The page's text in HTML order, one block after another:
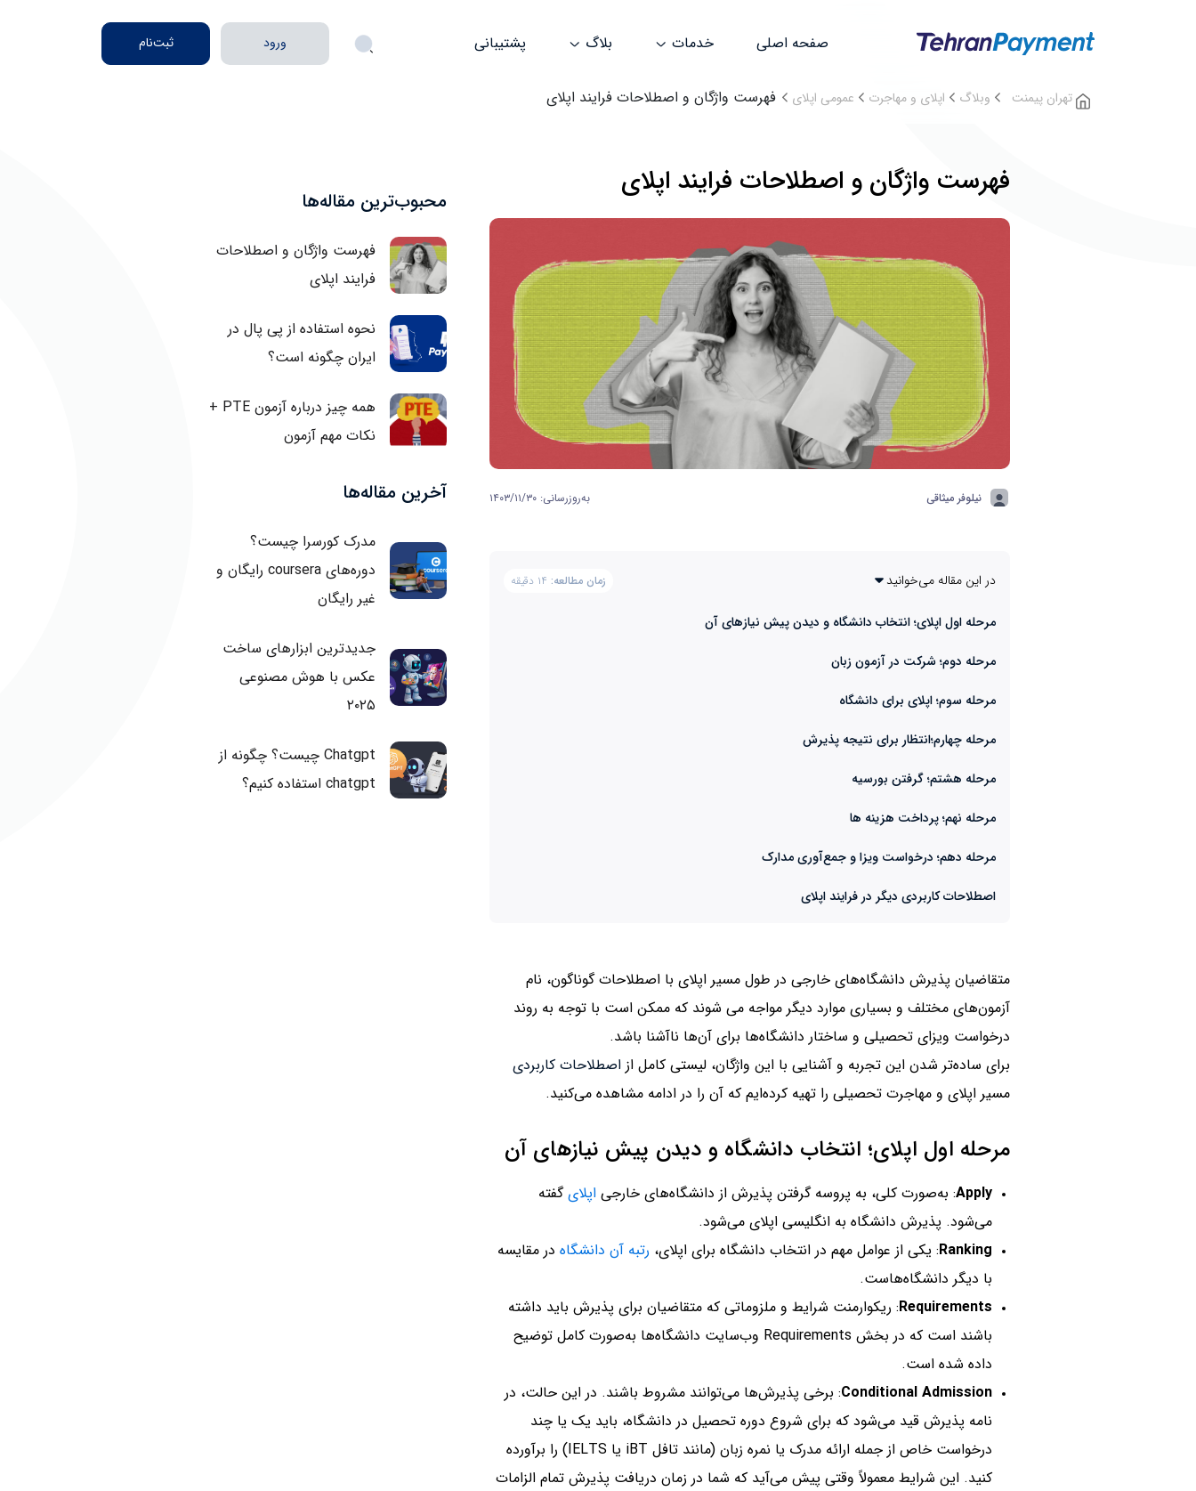
صفحه اصلی خدمات بلاگ پشتیبانی ورود ثبت‌نام
تهران پیمنت وبلاگ اپلای و مهاجرت عمومی اپلای فهرست واژگان و اصطلاحات فرایند اپلای
فهرست واژگان و اصطلاحات فرایند اپلای
نیلوفر میثاقی به‌روزرسانی: ۱۴۰۳/۱۱/۳۰
در این مقاله می‌خوانید زمان مطالعه: ۱۴ دقیقه
مرحله اول اپلای؛ انتخاب دانشگاه و دیدن پیش نیازهای آن
مرحله دوم؛ شرکت در آزمون زبان
مرحله سوم؛ اپلای برای دانشگاه
مرحله چهارم؛انتظار برای نتیجه پذیرش
مرحله هشتم؛ گرفتن بورسیه
مرحله نهم؛ پرداخت هزینه ها
مرحله دهم؛ درخواست ویزا و جمع‌آوری مدارک
اصطلاحات کاربردی دیگر در فرایند اپلای
متقاضیان پذیرش دانشگاه‌های خارجی در طول مسیر اپلای با اصطلاحات گوناگون، نام
آزمون‌های مختلف و بسیاری موارد دیگر مواجه می شوند که ممکن است با توجه به روند
درخواست ویزای تحصیلی و ساختار دانشگاه‌ها برای آن‌ها ناآشنا باشد.
برای ساده‌تر شدن این تجربه و آشنایی با این واژگان، لیستی کامل از اصطلاحات کاربردی
مسیر اپلای و مهاجرت تحصیلی را تهیه کرده‌ایم که آن را در ادامه مشاهده می‌کنید.
مرحله اول اپلای؛ انتخاب دانشگاه و دیدن پیش نیازهای آن
Apply: به‌صورت کلی، به پروسه گرفتن پذیرش از دانشگاه‌های خارجی اپلایگفته
می‌شود. پذیرش دانشگاه به انگلیسی اپلای می‌شود.
Ranking: یکی از عوامل مهم در انتخاب دانشگاه برای اپلای، رتبه آن دانشگاه در مقایسه
با دیگر دانشگاه‌هاست.
Requirements: ریکوارمنت شرایط و ملزوماتی که متقاضیان برای پذیرش باید داشته
باشند است که در بخش Requirements وب‌سایت دانشگاه‌ها به‌صورت کامل توضیح
داده شده است.
Conditional Admission: برخی پذیرش‌ها می‌توانند مشروط باشند. در این حالت، در
نامه پذیرش قید می‌شود که برای شروع دوره تحصیل در دانشگاه، باید یک یا چند
درخواست خاص از جمله ارائه مدرک یا نمره زبان (مانند تافل iBT یا IELTS) را برآورده
کنید. این شرایط معمولاً وقتی پیش می‌آید که شما در زمان دریافت پذیرش تمام الزامات
محبوب‌ترین‌ مقاله‌ها
فهرست واژگان و اصطلاحات
فرایند اپلای
نحوه استفاده از پی پال در
ایران چگونه است؟
همه چیز درباره آزمون PTE +
نکات مهم آزمون
آخرین مقاله‌ها
مدرک کورسرا چیست؟
دوره‌های coursera رایگان و
غیر رایگان
جدیدترین ابزارهای ساخت
عکس با هوش مصنوعی
۲۰۲۵
Chatgpt چیست؟ چگونه از
chatgpt استفاده کنیم؟